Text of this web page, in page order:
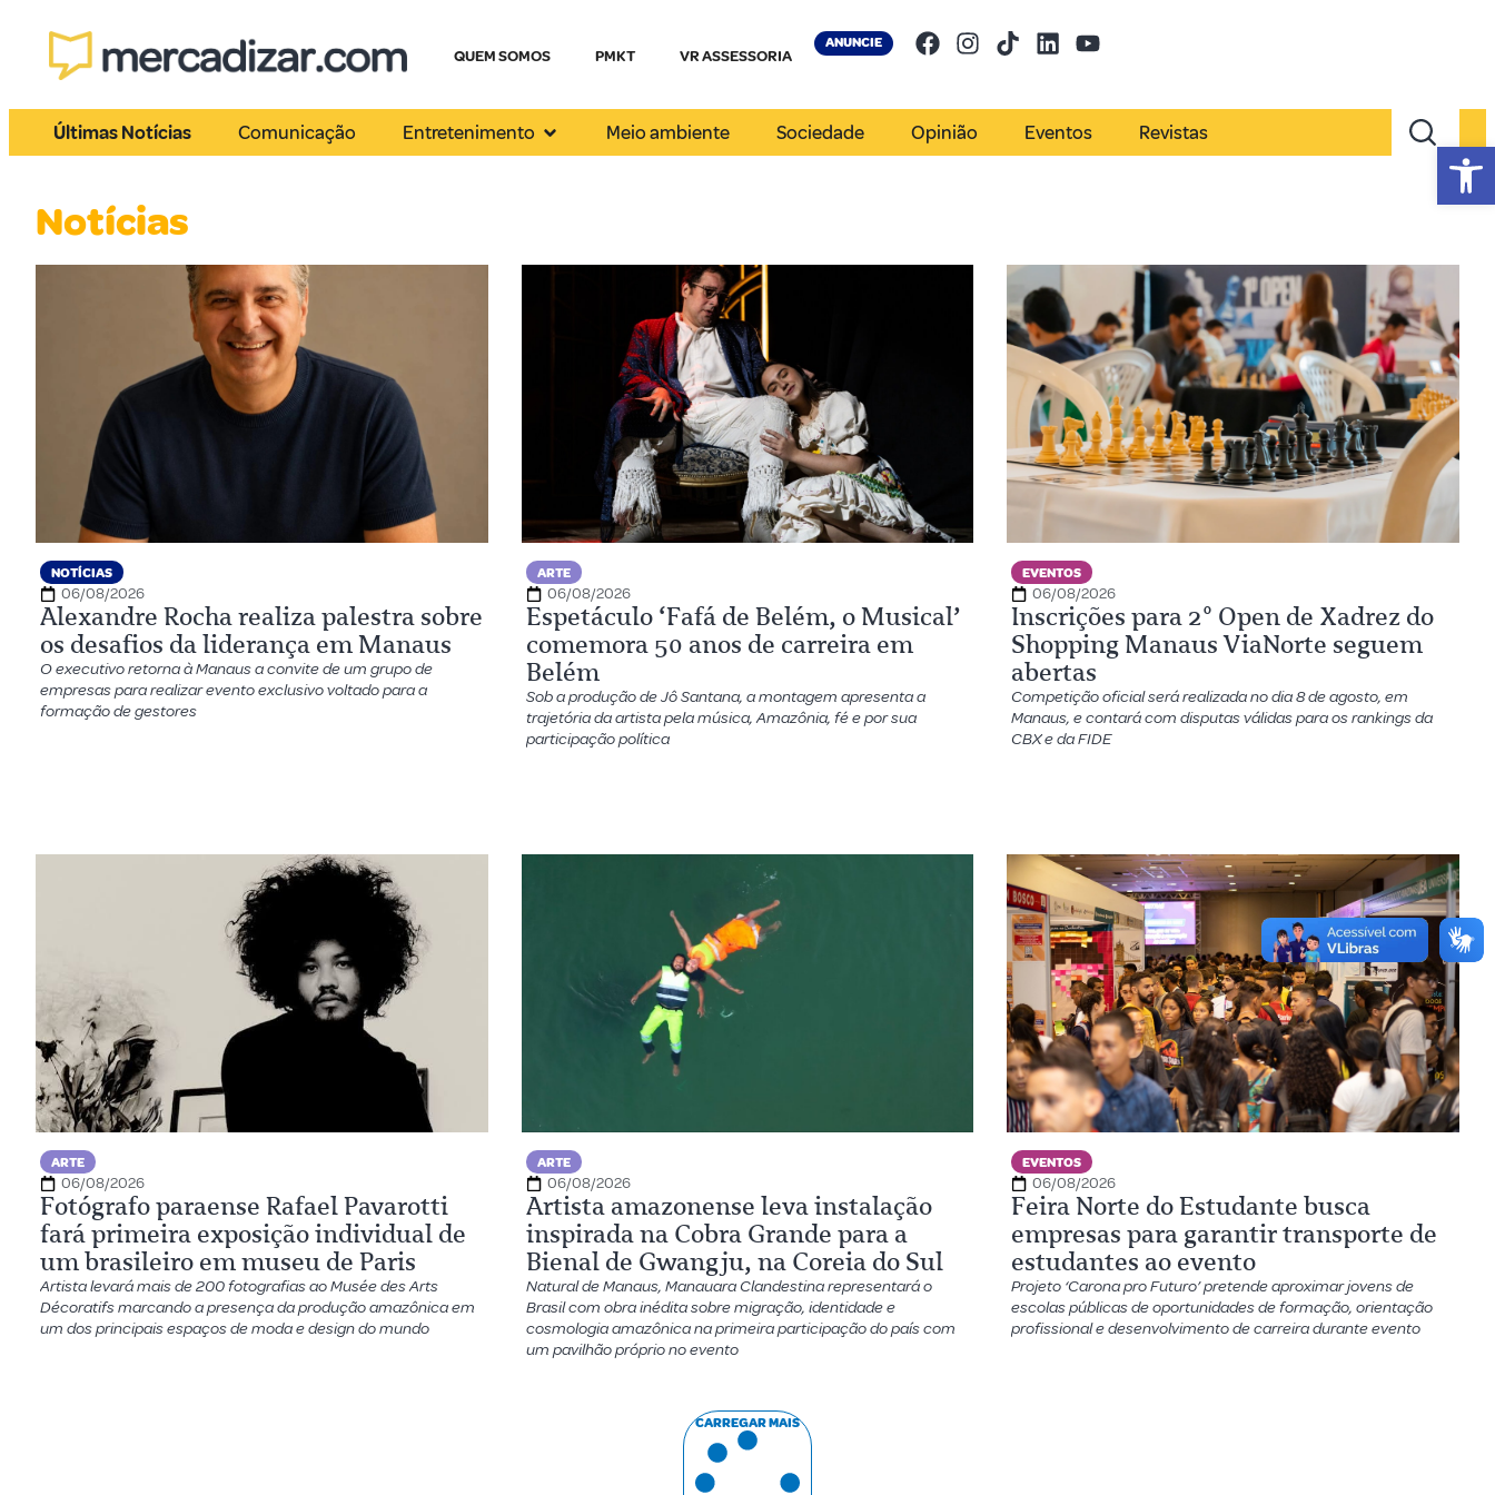
QUEM SOMOS PMKT VR ASSESSORIA
ANUNCIE
Últimas Notícias Comunicação Entretenimento Meio ambiente Sociedade Opinião Eventos Revistas
Notícias
NOTÍCIAS
06/08/2026
Alexandre Rocha realiza palestra sobre
os desafios da liderança em Manaus
O executivo retorna à Manaus a convite de um grupo de
empresas para realizar evento exclusivo voltado para a
formação de gestores
ARTE
06/08/2026
Espetáculo ‘Fafá de Belém, o Musical’
comemora 50 anos de carreira em
Belém
Sob a produção de Jô Santana, a montagem apresenta a
trajetória da artista pela música, Amazônia, fé e por sua
participação política
EVENTOS
06/08/2026
Inscrições para 2º Open de Xadrez do
Shopping Manaus ViaNorte seguem
abertas
Competição oficial será realizada no dia 8 de agosto, em
Manaus, e contará com disputas válidas para os rankings da
CBX e da FIDE
ARTE
06/08/2026
Fotógrafo paraense Rafael Pavarotti
fará primeira exposição individual de
um brasileiro em museu de Paris
Artista levará mais de 200 fotografias ao Musée des Arts
Décoratifs marcando a presença da produção amazônica em
um dos principais espaços de moda e design do mundo
ARTE
06/08/2026
Artista amazonense leva instalação
inspirada na Cobra Grande para a
Bienal de Gwangju, na Coreia do Sul
Natural de Manaus, Manauara Clandestina representará o
Brasil com obra inédita sobre migração, identidade e
cosmologia amazônica na primeira participação do país com
um pavilhão próprio no evento
EVENTOS
06/08/2026
Feira Norte do Estudante busca
empresas para garantir transporte de
estudantes ao evento
Projeto ‘Carona pro Futuro’ pretende aproximar jovens de
escolas públicas de oportunidades de formação, orientação
profissional e desenvolvimento de carreira durante evento
CARREGAR MAIS